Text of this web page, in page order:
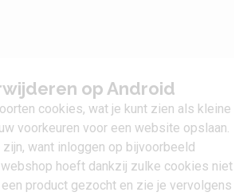
op Android
cookies, wat je kunt zien als kleine
voorkeuren voor een website opslaan.
zijn, want inloggen op bijvoorbeeld
hoeft dankzij zulke cookies niet
een product gezocht en zie je vervolgens